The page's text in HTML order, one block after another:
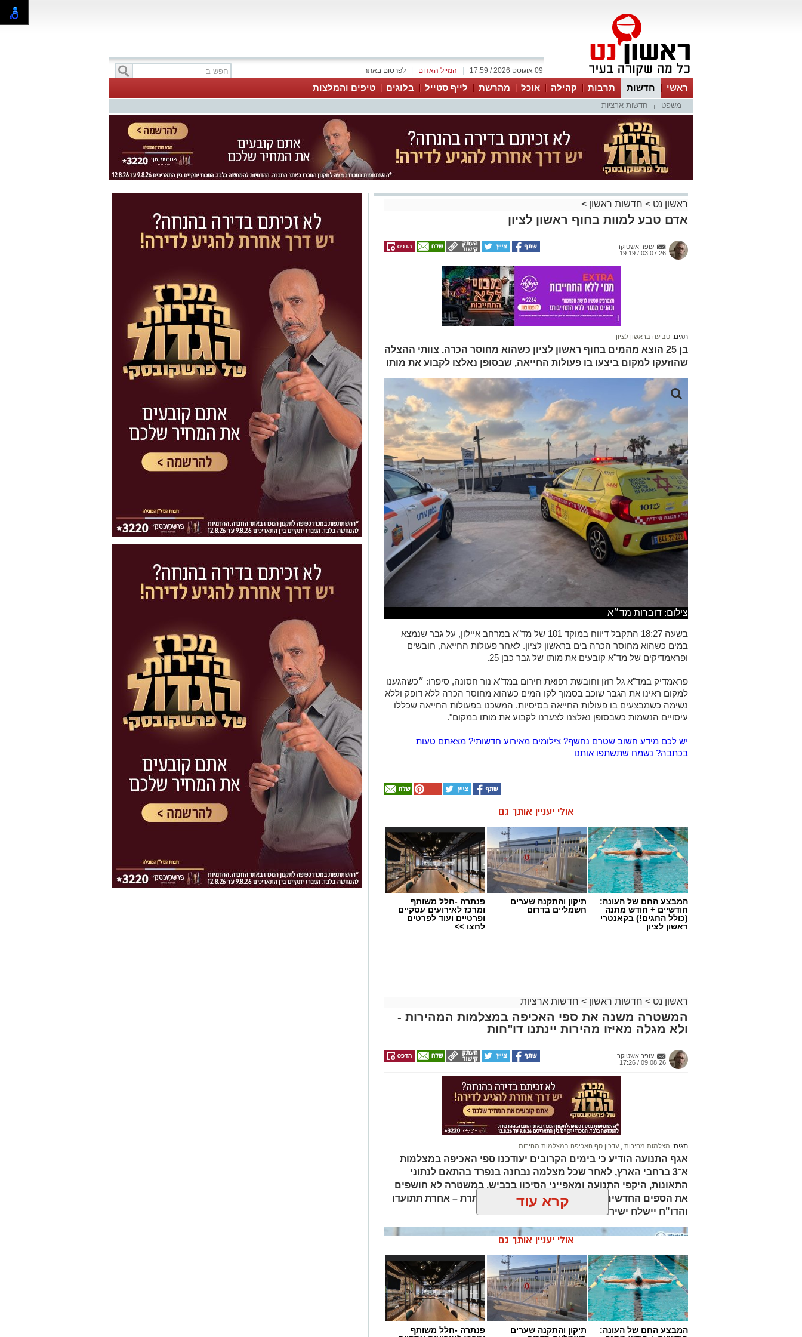
לפרסום באתר המייל האדום 09 אוגוסט 2026 / 17:59
ראשי חדשות תרבות קהילה אוכל מהרשת לייף סטייל בלוגים טיפים והמלצות
משפט חדשות ארציות
ראשון נט > חדשות ראשון >
אדם טבע למוות בחוף ראשון לציון
עופר אשטוקר
03.07.26 / 19:19
תגים: טביעה בראשון לציון
בן 25 הוצא מהמים בחוף ראשון לציון כשהוא מחוסר הכרה. צוותי ההצלה
שהוזעקו למקום ביצעו בו פעולות החייאה, שבסופן נאלצו לקבוע את מותו
צילום: דוברות מד״א
בשעה 18:27 התקבל דיווח במוקד 101 של מד"א במרחב איילון, על גבר שנמצא
במים כשהוא מחוסר הכרה בים בראשון לציון. לאחר פעולות החייאה, חובשים
ופראמדיקים של מד"א קובעים את מותו של גבר כבן 25.
פראמדיק במד"א גל רוזן וחובשת רפואת חירום במד"א נור חסונה, סיפרו: ״כשהגענו
למקום ראינו את הגבר שוכב בסמוך לקו המים כשהוא מחוסר הכרה ללא דופק וללא
נשימה כשמבצעים בו פעולות החייאה בסיסיות. המשכנו בפעולות החייאה שכללו
עיסויים הנשמות כשבסופן נאלצנו לצערנו לקבוע את מותו במקום".
יש לכם מידע חשוב שטרם נחשף? צילומים מאירוע חדשותי? מצאתם טעות
בכתבה? נשמח שתשתפו אותנו
אולי יעניין אותך גם
המבצע החם של העונה:
חודשיים + חודש מתנה
(כולל החגים!) בקאנטרי
ראשון לציון
תיקון והתקנה שערים
חשמליים בדרום
פנתרה -חלל משותף
ומרכז לאירועים עסקיים
ופרטיים ועוד לפרטים
לחצו >>
ראשון נט > חדשות ראשון > חדשות ארציות
המשטרה משנה את ספי האכיפה במצלמות המהירות -
ולא מגלה מאיזו מהירות יינתנו דו"חות
עופר אשטוקר
09.08.26 / 17:26
תגים: מצלמות מהירות עדכון סף האכיפה במצלמות מהירות
אגף התנועה הודיע כי בימים הקרובים יעודכנו ספי האכיפה במצלמות
א־3 ברחבי הארץ, לאחר שכל מצלמה נבחנה בנפרד בהתאם לנתוני
התאונות, היקפי התנועה ומאפייני הסיכון בכביש. במשטרה לא חושפים
את הספים החדשים ומזהירים: "סעו במהירות המותרת – אחרת תתועדו
והדו"ח יישלח ישירות אליכם"
קרא עוד
אולי יעניין אותך גם
המבצע החם של העונה:
תיקון והתקנה שערים
פנתרה -חלל משותף